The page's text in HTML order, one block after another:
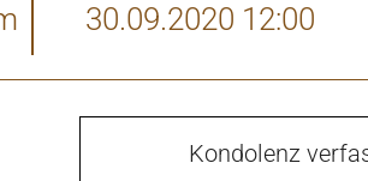
30.09.2020 12:00
Kondolenz